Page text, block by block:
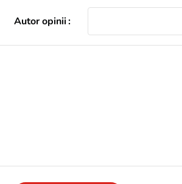
Autor opinii